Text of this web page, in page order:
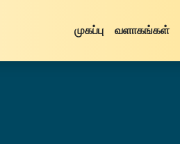
முகப்பு வளாகங்கள்